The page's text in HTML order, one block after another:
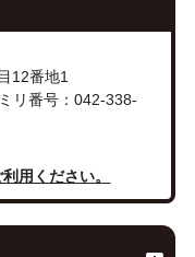
12番地1
リ番号：042-338-
用ください。